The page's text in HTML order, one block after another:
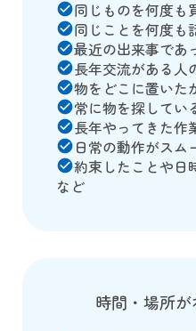
check_circle同じものを何度も
check_circle同じことを何度も
check_circle最近の出来事であ
check_circle長年交流がある人
check_circle物をどこに置いた
check_circle常に物を探してい
check_circle長年やってきた作
check_circle 日常の動作がスム
check_circle約束したことや日
など
時間・場所